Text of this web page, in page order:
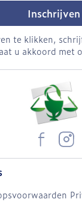
Inschrijven
te klikken,
u akkoord met